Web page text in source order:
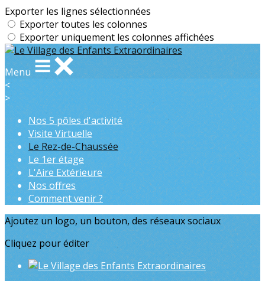
Exporter les lignes sélectionnées
Exporter toutes les colonnes
Exporter uniquement les colonnes affichées
Menu
<
>
Nos 5 pôles d'activité
Visite Virtuelle
Le Rez-de-Chaussée
Le 1er étage
L'Aire Extérieure
Nos offres
Comment venir ?
Ajoutez un logo, un bouton, des réseaux sociaux
Cliquez pour éditer